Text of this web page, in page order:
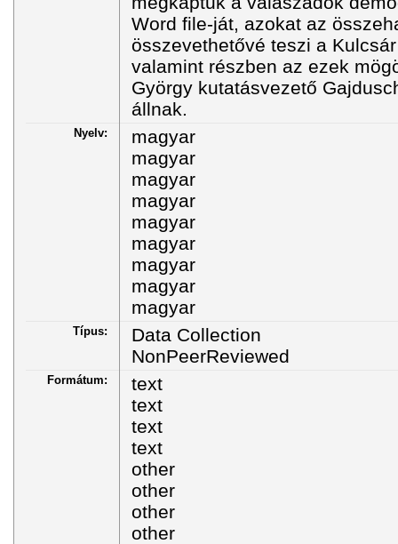
Word file-ját, azokat az
összevethetővé teszi a
valamint részben az ezek
György kutatásvezető
állnak.
Nyelv:
magyar
magyar
magyar
magyar
magyar
magyar
magyar
magyar
magyar
Típus:
Data Collection
NonPeerReviewed
Formátum:
text
text
text
text
other
other
other
other